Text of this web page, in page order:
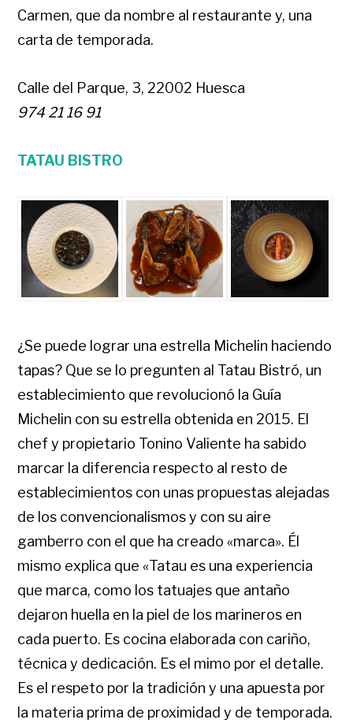
Carmen, que da nombre al restaurante y, una
carta de temporada.
Calle del Parque, 3, 22002 Huesca
974 21 16 91
TATAU BISTRO
¿Se puede lograr una estrella Michelin haciendo
tapas? Que se lo pregunten al Tatau Bistró, un
establecimiento que revolucionó la Guía
Michelin con su estrella obtenida en 2015. El
chef y propietario Tonino Valiente ha sabido
marcar la diferencia respecto al resto de
establecimientos con unas propuestas alejadas
de los convencionalismos y con su aire
gamberro con el que ha creado «marca». Él
mismo explica que «Tatau es una experiencia
que marca, como los tatuajes que antaño
dejaron huella en la piel de los marineros en
cada puerto. Es cocina elaborada con cariño,
técnica y dedicación. Es el mimo por el detalle.
Es el respeto por la tradición y una apuesta por
la materia prima de proximidad y de temporada.